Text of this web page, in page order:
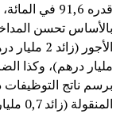
بالأساس تحسن
مليار درهم)، وكذا
برسم ناتج التوظيفات
المنقولة (زائد 0,7 مليار درهم).